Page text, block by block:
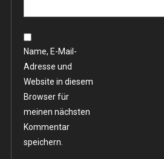
Name, E-Mail-
Adresse und
Website in diesem
Browser für
meinen nächsten
Kommentar
speichern.